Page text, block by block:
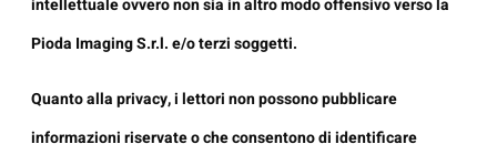
intellettuale ovvero non sia in altro modo offensivo verso la
Pioda Imaging S.r.l. e/o terzi soggetti.
Quanto alla privacy, i lettori non possono pubblicare
informazioni riservate o che consentono di identificare